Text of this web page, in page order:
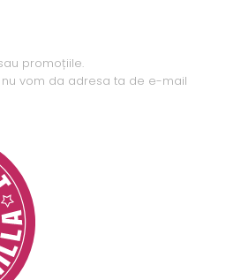
promoțiile.
vom da adresa ta de e-mail